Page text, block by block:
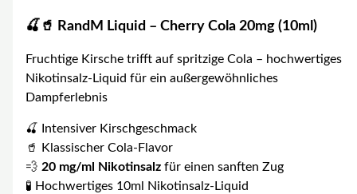
🍒🥤 RandM Liquid – Cherry Cola 20mg (10ml)
Fruchtige Kirsche trifft auf spritzige Cola – hochwertiges
Nikotinsalz-Liquid für ein außergewöhnliches
Dampferlebnis
🍒 Intensiver Kirschgeschmack
🥤 Klassischer Cola-Flavor
💨 20 mg/ml Nikotinsalzfür einen sanften Zug
🧪 Hochwertiges 10ml Nikotinsalz-Liquid